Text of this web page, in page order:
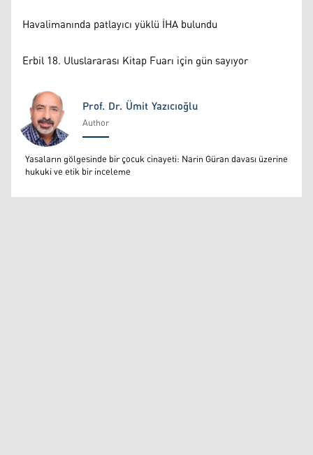
Havalimanında patlayıcı yüklü İHA bulundu
Erbil 18. Uluslararası Kitap Fuarı için gün sayıyor
Prof. Dr. Ümit Yazıcıoğlu
Prof. Dr. Ümit Yazıcıoğlu
Author
Yasaların gölgesinde bir çocuk cinayeti: Narin Güran davası üzerine
hukuki ve etik bir inceleme